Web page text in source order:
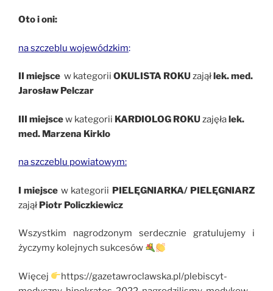
Oto i oni:
na szczeblu wojewódzkim:
II miejsce w kategorii OKULISTA ROKU zajął lek. med.
Jarosław Pelczar
III miejscew kategorii KARDIOLOG ROKU zajęłalek.
med. Marzena Kirklo
na szczeblu powiatowym:
I miejsce w kategorii PIELĘGNIARKA/ PIELĘGNIARZ
zajął Piotr Policzkiewicz
Wszystkim nagrodzonym serdecznie gratulujemy i
życzymy kolejnych sukcesów
Więcej
https://gazetawroclawska.pl/plebiscyt-